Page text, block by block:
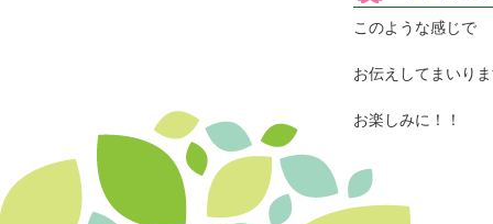
このような感じで
お伝えしてまいり
お楽しみに！！